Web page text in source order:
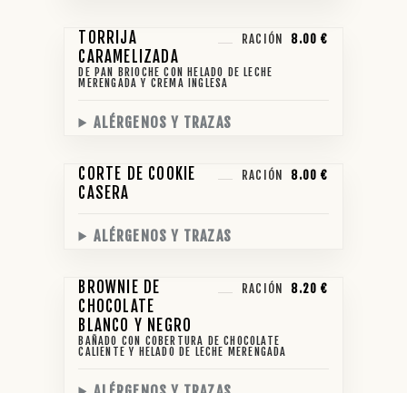
TORRIJA
CARAMELIZADA
RACIÓN 8.00 €
DE PAN BRIOCHE CON HELADO DE LECHE
MERENGADA Y CREMA INGLESA
ALÉRGENOS Y TRAZAS
CORTE DE COOKIE
CASERA
RACIÓN 8.00 €
ALÉRGENOS Y TRAZAS
BROWNIE DE
CHOCOLATE
BLANCO Y NEGRO
RACIÓN 8.20 €
BAÑADO CON COBERTURA DE CHOCOLATE
CALIENTE Y HELADO DE LECHE MERENGADA